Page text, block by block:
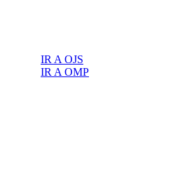
IR A OJS
IR A OMP